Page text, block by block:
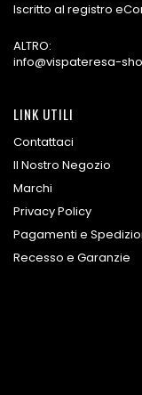
Iscritto al registro
ALTRO:
info@vispateresa-
LINK UTILI
Contattaci
Il Nostro Negozio
Marchi
Privacy Policy
Pagamenti e
Recesso e Garanzie